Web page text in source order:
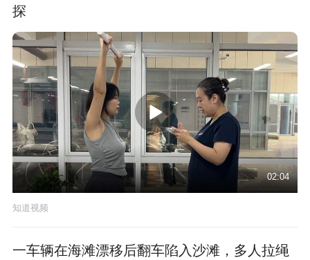
探
02:04
知道视频
一车辆在海滩漂移后翻车陷入沙滩，多人拉绳